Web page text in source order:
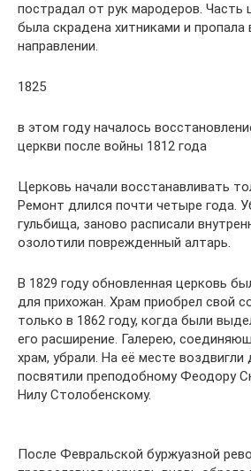
пострадал от рук мародеров. Часть
была скрадена хитниками и пропала
направлении.
1825
в этом году началось
церкви после войны 1812 года
Церковь начали восстанавливать
Ремонт длился почти четыре года.
гульбища, заново расписали
озолотили поврежденный алтарь.
В 1829 году обновленная церковь
для прихожан. Храм приобрел свой
только в 1862 году, когда были
его расширение. Галерею,
храм, убрали. На её месте
посвятили преподобному Феодору
Нилу Столобенскому.
После Февральской буржуазной